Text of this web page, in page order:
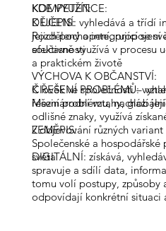
DĚJEPIS:
Rozdělený a integrující se
současnosti
VÝCHOVA K OBČANSTVÍ:
Člověk ve společnosti –
Mezinárodní vztahy,
ZEMĚPIS:
Společenské a
světa
KDE VYUŽÍT:
K UČENÍ: vyhledává a třídí
jejich pochopení, propojení
efektivně využívá v procesu
a praktickém životě
K ŘEŠENÍ PROBLÉMŮ:
řešení problému, nachází
odlišné znaky, využívá
k objevování různých variant
DIGITÁLNÍ: získává,
spravuje a sdílí data,
tomu volí postupy, způsoby
odpovídají konkrétní situaci
KOMPETENCE: